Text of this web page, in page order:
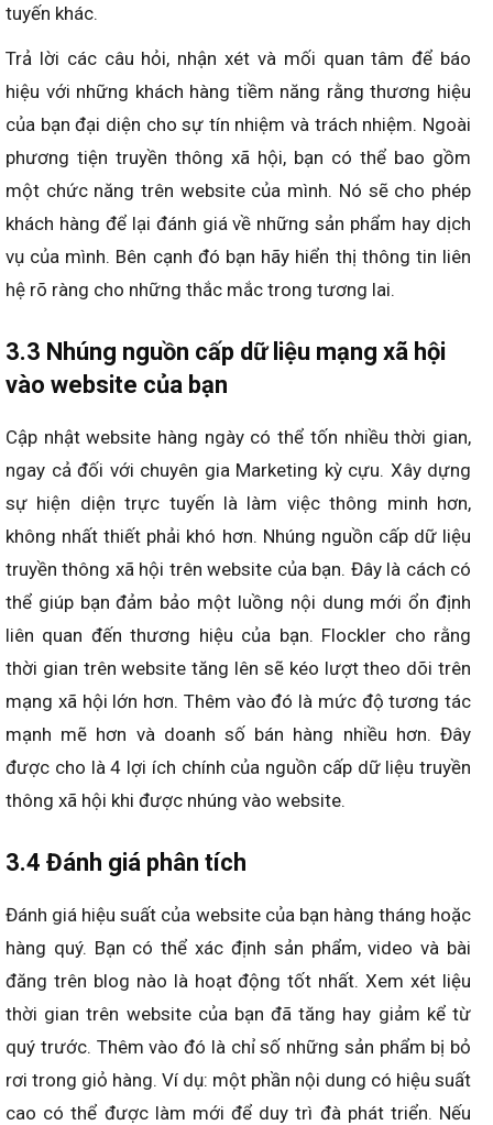
tuyến khác.
Trả lời các câu hỏi, nhận xét và mối quan tâm để báo
hiệu với những khách hàng tiềm năng rằng thương hiệu
của bạn đại diện cho sự tín nhiệm và trách nhiệm. Ngoài
phương tiện truyền thông xã hội, bạn có thể bao gồm
một chức năng trên website của mình. Nó sẽ cho phép
khách hàng để lại đánh giá về những sản phẩm hay dịch
vụ của mình. Bên cạnh đó bạn hãy hiển thị thông tin liên
hệ rõ ràng cho những thắc mắc trong tương lai.
3.3 Nhúng nguồn cấp dữ liệu mạng xã hội
vào website của bạn
Cập nhật website hàng ngày có thể tốn nhiều thời gian,
ngay cả đối với chuyên gia Marketing kỳ cựu. Xây dựng
sự hiện diện trực tuyến là làm việc thông minh hơn,
không nhất thiết phải khó hơn. Nhúng nguồn cấp dữ liệu
truyền thông xã hội trên website của bạn. Đây là cách có
thể giúp bạn đảm bảo một luồng nội dung mới ổn định
liên quan đến thương hiệu của bạn. Flockler cho rằng
thời gian trên website tăng lên sẽ kéo lượt theo dõi trên
mạng xã hội lớn hơn. Thêm vào đó là mức độ tương tác
mạnh mẽ hơn và doanh số bán hàng nhiều hơn. Đây
được cho là 4 lợi ích chính của nguồn cấp dữ liệu truyền
thông xã hội khi được nhúng vào website.
3.4 Đánh giá phân tích
Đánh giá hiệu suất của website của bạn hàng tháng hoặc
hàng quý. Bạn có thể xác định sản phẩm, video và bài
đăng trên blog nào là hoạt động tốt nhất. Xem xét liệu
thời gian trên website của bạn đã tăng hay giảm kể từ
quý trước. Thêm vào đó là chỉ số những sản phẩm bị bỏ
rơi trong giỏ hàng. Ví dụ: một phần nội dung có hiệu suất
cao có thể được làm mới để duy trì đà phát triển. Nếu